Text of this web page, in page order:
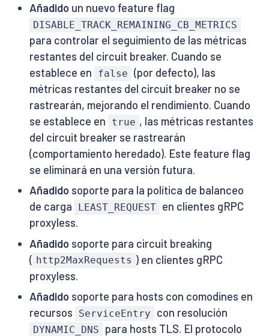
Añadidoun nuevo feature flag
DISABLE_TRACK_REMAINING_CB_METRICS
para controlar el seguimiento de las métricas
restantes del circuit breaker. Cuando se
establece en
false (por defecto), las
métricas restantes del circuit breaker no se
rastrearán, mejorando el rendimiento. Cuando
se establece en
true , las métricas restantes
del circuit breaker se rastrearán
(comportamiento heredado). Este feature flag
se eliminará en una versión futura.
Añadidosoporte para la política de balanceo
de carga
LEAST_REQUEST en clientes gRPC
proxyless.
Añadidosoporte para circuit breaking
( http2MaxRequests ) en clientes gRPC
proxyless.
Añadidosoporte para hosts con comodines en
recursos
ServiceEntry con resolución
DYNAMIC_DNS para hosts TLS. El protocolo